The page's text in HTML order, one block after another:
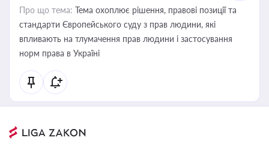
Про що тема: Тема охоплює рішення, правові позиції та
стандарти Європейського суду з прав людини, які
впливають на тлумачення прав людини і застосування
норм права в Україні